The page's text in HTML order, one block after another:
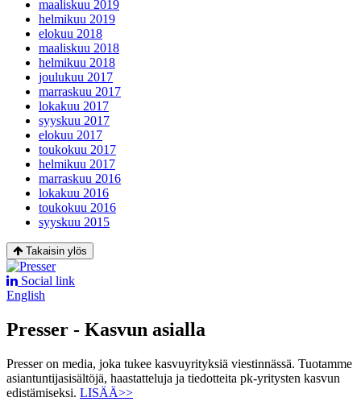
maaliskuu 2019
helmikuu 2019
elokuu 2018
maaliskuu 2018
helmikuu 2018
joulukuu 2017
marraskuu 2017
lokakuu 2017
syyskuu 2017
elokuu 2017
toukokuu 2017
helmikuu 2017
marraskuu 2016
lokakuu 2016
toukokuu 2016
syyskuu 2015
Takaisin ylös
Social link
English
Presser - Kasvun asialla
Presser on media, joka tukee kasvuyrityksiä viestinnässä. Tuotamme
asiantuntijasisältöjä, haastatteluja ja tiedotteita pk-yritysten kasvun
edistämiseksi. LISÄÄ>>